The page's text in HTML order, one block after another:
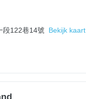
段122巷14號
Bekijk kaart